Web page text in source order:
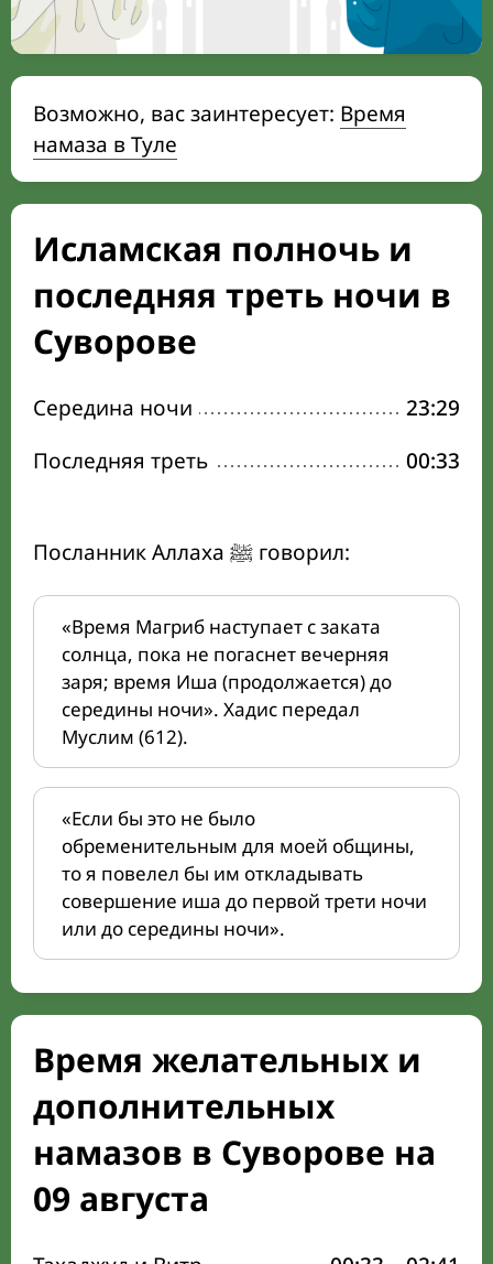
Возможно, вас заинтересует: Время
намаза в Туле
Исламская полночь и
последняя треть ночи в
Суворове
Середина ночи
23:29
Последняя треть
00:33
Посланник Аллаха ﷺ говорил:
«Время Магриб наступает с заката
солнца, пока не погаснет вечерняя
заря; время Иша (продолжается) до
середины ночи». Хадис передал
Муслим (612).
«Если бы это не было
обременительным для моей общины,
то я повелел бы им откладывать
совершение иша до первой трети ночи
или до середины ночи».
Время желательных и
дополнительных
намазов в Суворове на
09 августа